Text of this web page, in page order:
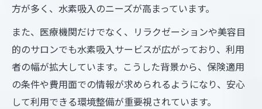
方が多く、水素吸入のニーズが高まっています。
また、医療機関だけでなく、リラクゼーションや美容目
的のサロンでも水素吸入サービスが広がっており、利用
者の幅が拡大しています。こうした背景から、保険適用
の条件や費用面での情報が求められるようになり、安心
して利用できる環境整備が重要視されています。